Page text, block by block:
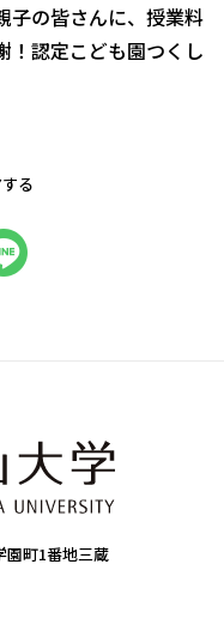
子の皆さんに、授業料
！認定こども園つくし
る
町1番地三蔵